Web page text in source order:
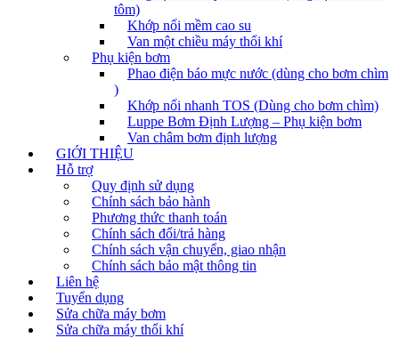
tôm)
Khớp nối mềm cao su
Van một chiều máy thổi khí
Phụ kiện bơm
Phao điện báo mực nước (dùng cho bơm chìm
)
Khớp nối nhanh TOS (Dùng cho bơm chìm)
Luppe Bơm Định Lượng – Phụ kiện bơm
Van châm bơm định lượng
GIỚI THIỆU
Hỗ trợ
Quy định sử dụng
Chính sách bảo hành
Phương thức thanh toán
Chính sách đổi/trả hàng
Chính sách vận chuyển, giao nhận
Chính sách bảo mật thông tin
Liên hệ
Tuyển dụng
Sửa chữa máy bơm
Sửa chữa máy thổi khí